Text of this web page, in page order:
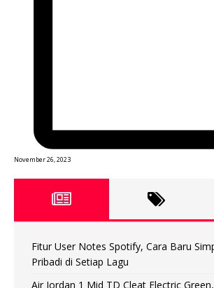
November 26, 2023
Fitur User Notes Spotify, Cara Baru
Pribadi di Setiap Lagu
Air Jordan 1 Mid TD Cleat Electric